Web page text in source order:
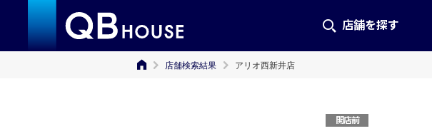
店舗を探す
店舗検索結果 アリオ西新井店
開店前